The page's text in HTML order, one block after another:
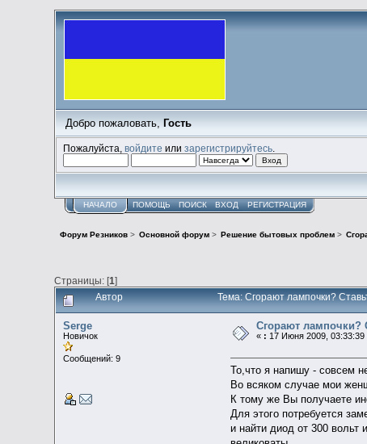
Добро пожаловать, Гость
Пожалуйста,войдите илизарегистрируйтесь
НАЧАЛО ПОМОЩЬ ПОИСК ВХОД РЕГИСТРАЦИЯ
Форум Резников> Основной форум> Решение бытовых проблем>
Страницы: [1]
Автор Тема: Сгорают лампочки?
Serge
Новичок
Сообщений: 9
Сгорают лампочки?
« : 17 Июня 2009, 03:33:39
То,что я напишу - совсем
Во всяком случае мои
К тому же Вы получаете
Для этого потребуется
и найти диод от 300